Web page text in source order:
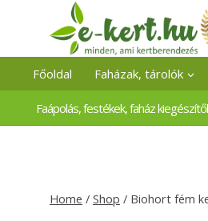
content
Főoldal Faházak, tárolók
Faápolás, festékek, faház
Home / Shop / Biohort fém